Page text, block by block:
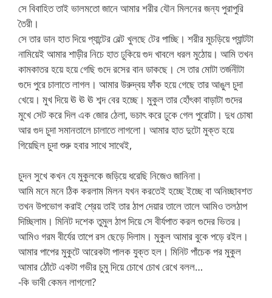
সে বিবাহিত তাই ভালমতো জানে আমার শরীর যৌন মিলনের জন্য পুরাপুরি
তৈরী।
সে তার ডান হাত দিয়ে প্যান্টের বেল্ট খুলছে টের পাচ্ছি। শরীর মুচড়িয়ে প্যান্টটা
নামিয়েই আমার শাড়ীর নিচে হাত ঢুকিয়ে গুদ খাবলে ধরল মুঠোয়। আমি তখন
কামকাতর হয়ে হয়ে গেছি গুদে রসের বান ডাকছে। সে তার মোটা তর্জনীটা
গুদে পুরে চালাতে লাগল। আমার উরুদ্বয় ফাঁক হয়ে গেছে তার আঙুল চুদা
খেয়ে। মুখ দিয়ে ঊ ঊ ঊ শব্দ বের হচ্ছে। মুকুল তার হোঁৎকা বাড়াটা গুদের
মুখে সেট করে দিল এক জোর ঠেলা, ভচাৎ করে ঢুকে গেল পুরোটা। দুধ চোষা
আর গুদ চুদা সমানতালে চালাতে লাগলো। আমার হাত দুটো মুক্ত হয়ে
গিয়েছিল চুদা শুরু হবার সাথে সাথেই,
চুদন সুখে কখন যে মুকুলকে জড়িয়ে ধরেছি নিজেও জানিনা।
আমি মনে মনে ঠিক করলাম মিলন যখন করতেই হচ্ছে ইচ্ছে বা অনিচ্ছাবশত
তখন উপভোগ করাই শ্রেয় তাই তার ঠাপ দেয়ার তালে তালে আমিও তলঠাপ
দিচ্ছিলাম। মিনিট দশেক তুমুল ঠাপ দিয়ে সে বীর্যপাত করল গুদের ভিতর।
আমিও গরম বীর্যের তাপে রস ছেড়ে দিলাম। মুকুল আমার বুকে পড়ে রইল।
আমার পাপের মুকুটে আরেকটা পালক যুক্ত হল। মিনিট পাঁচেক পর মুকুল
আমার ঠোঁটে একটা গভীর চুমু দিয়ে চোখে চোখ রেখে বলল…
-কি ভাবী কেমন লাগলো?